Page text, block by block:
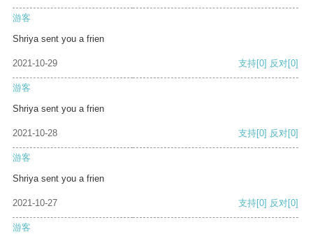
游客
Shriya sent you a frien
2021-10-29 支持[0] 反对[0]
游客
Shriya sent you a frien
2021-10-28 支持[0] 反对[0]
游客
Shriya sent you a frien
2021-10-27 支持[0] 反对[0]
游客